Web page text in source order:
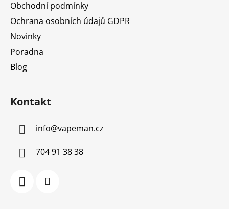
Obchodní podmínky
Ochrana osobních údajů GDPR
Novinky
Poradna
Blog
Kontakt
info@vapeman.cz
704 91 38 38